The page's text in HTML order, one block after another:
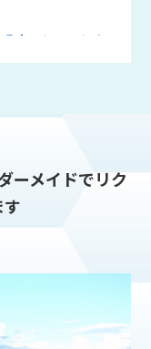
キャンペーン★5
詳細はこちら
キャンペーン★2
」でプレー！
キャンペーン★1
こちら
ーメイドでリク